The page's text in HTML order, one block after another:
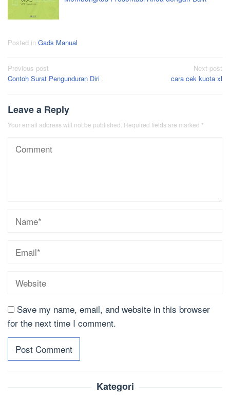
Posted in Gads Manual
Post
navigation
Previous post
Contoh Surat Pengunduran Diri
Next post
cara cek kuota xl
Leave a Reply
Your email address will not be published. Required fields are marked *
Save my name, email, and website in this browser
for the next time I comment.
Kategori